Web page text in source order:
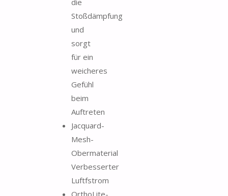
Stoßdämpfung
und
sorgt
für ein
weicheres
Gefühl
beim
Auftreten
Jacquard-
Mesh-
Obermaterial
Verbesserter
Luftfstrom
OrthoLite-